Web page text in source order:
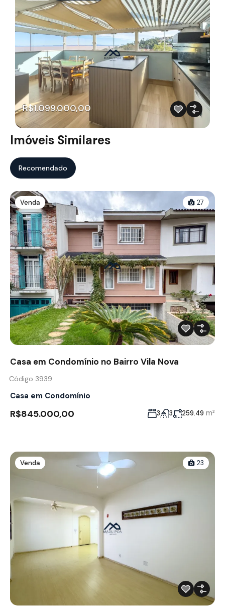
R$1.099.000,00
Imóveis Similares
Recomendado
Venda 27
Casa em Condomínio no Bairro Vila Nova
Código 3939
Casa em Condomínio
R$845.000,00 3 3 259.49 m²
Venda 23